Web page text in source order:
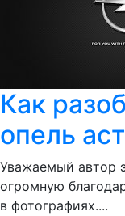
Как
опель
Уважаемый автор
огромную
в фотографиях....